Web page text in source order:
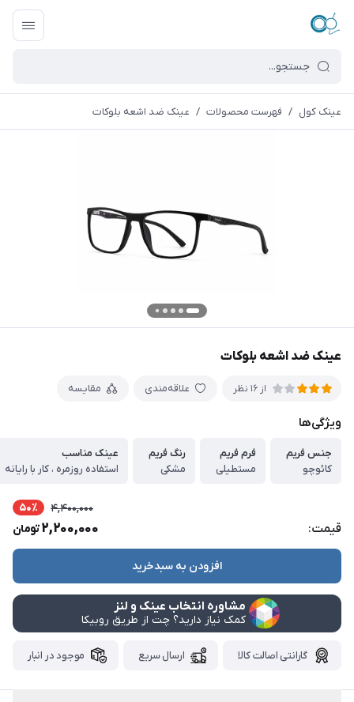
عینک کول / فهرست محصولات / عینک ضد اشعه بلوکات
عینک ضد اشعه بلوکات
از 16 نظر علاقه‌مندی مقایسه
ویژگی‌ها
جنس فریم
کائوچو
فرم فریم
مستطیلی
رنگ فریم
مشکی
عینک مناسب
استفاده روزمره ، کار با رایانه
قیمت:
4,400,000 50٪
2,200,000تومان
افزودن به سبدخرید
مشاوره انتخاب عینک و لنز
کمک نیاز دارید؟ چت از طریق روبیکا
گارانتی اصالت کالا ارسال سریع موجود در انبار